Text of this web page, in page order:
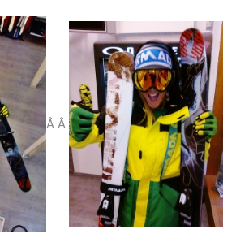
Â Â